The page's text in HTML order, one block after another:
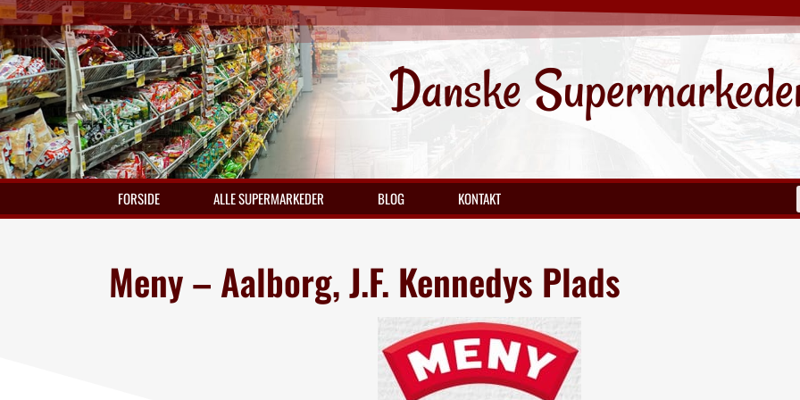
Danske
FORSIDE ALLE SUPERMARKEDER BLOG KONTAKT
Meny – Aalborg, J.F. Kennedys Plads